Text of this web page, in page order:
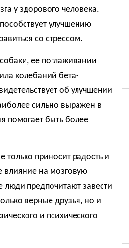
у здорового человека.
улучшению
со стрессом.
ее поглаживании
колебаний бета-
об улучшении
сильно выражен в
помогает быть более
приносит радость и
влияние на мозговую
люди предпочитают завести
верные друзья, но и
и психического